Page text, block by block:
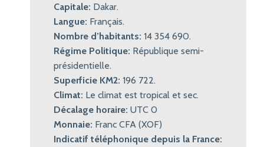
Capitale: Dakar.
Langue: Français.
Nombre d’habitants: 14 354 690.
Régime Politique: République semi-
présidentielle.
Superficie KM2: 196 722.
Climat: Le climat est tropical et sec.
Décalage horaire: UTC 0
Monnaie: Franc CFA (XOF)
Indicatif téléphonique depuis la France: